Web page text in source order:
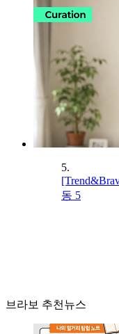
5.
동 5
브라보 추천뉴스